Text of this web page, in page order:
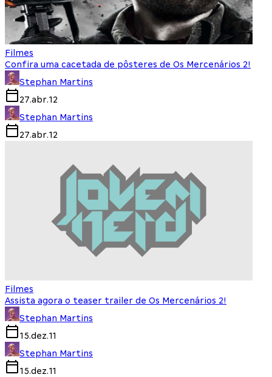
Filmes
Confira uma cacetada de pôsteres de Os Mercenários 2!
Stephan Martins
27.abr.12
Stephan Martins
27.abr.12
Filmes
Assista agora o teaser trailer de Os Mercenários 2!
Stephan Martins
15.dez.11
Stephan Martins
15.dez.11